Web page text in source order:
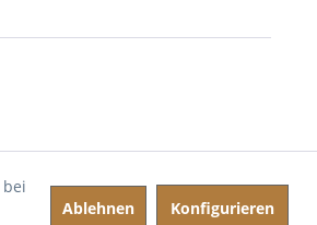
Ablehnen Konfigurieren